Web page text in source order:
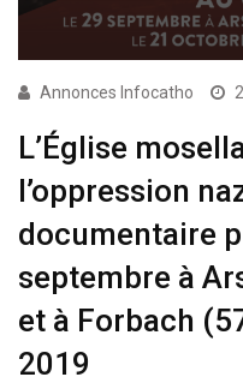
Annonces Infocatho
L’Église
l’oppression
documentaire
septembre à
et à Forbach
2019